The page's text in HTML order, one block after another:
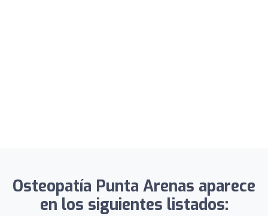
Osteopatía Punta Arenas aparece
en los siguientes listados: